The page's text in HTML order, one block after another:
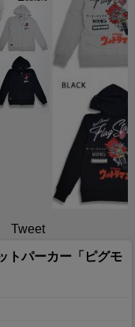
Tweet
トパーカー「ピグモ